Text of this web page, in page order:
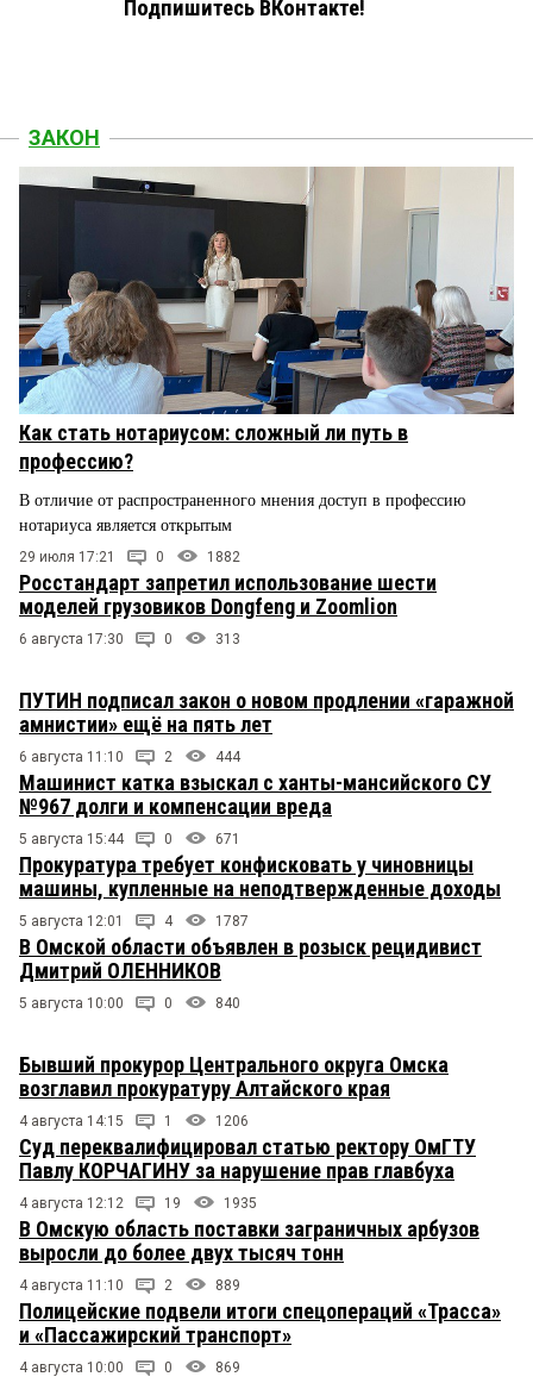
Подпишитесь ВКонтакте!
ЗАКОН
Как стать нотариусом: сложный ли путь в
профессию?
В отличие от распространенного мнения доступ в профессию
нотариуса является открытым
29 июля 17:21 0 1882
Росстандарт запретил использование шести
моделей грузовиков Dongfeng и Zoomlion
6 августа 17:30 0 313
ПУТИН подписал закон о новом продлении «гаражной
амнистии» ещё на пять лет
6 августа 11:10 2 444
Машинист катка взыскал с ханты-мансийского СУ
№967 долги и компенсации вреда
5 августа 15:44 0 671
Прокуратура требует конфисковать у чиновницы
машины, купленные на неподтвержденные доходы
5 августа 12:01 4 1787
В Омской области объявлен в розыск рецидивист
Дмитрий ОЛЕННИКОВ
5 августа 10:00 0 840
Бывший прокурор Центрального округа Омска
возглавил прокуратуру Алтайского края
4 августа 14:15 1 1206
Суд переквалифицировал статью ректору ОмГТУ
Павлу КОРЧАГИНУ за нарушение прав главбуха
4 августа 12:12 19 1935
В Омскую область поставки заграничных арбузов
выросли до более двух тысяч тонн
4 августа 11:10 2 889
Полицейские подвели итоги спецопераций «Трасса»
и «Пассажирский транспорт»
4 августа 10:00 0 869